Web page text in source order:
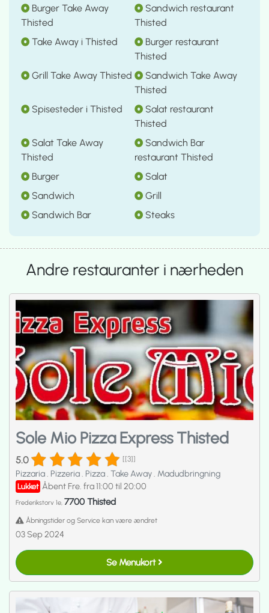
Burger Take Away
Thisted
Sandwich restaurant
Thisted
Take Away i Thisted
Burger restaurant
Thisted
Grill Take Away Thisted
Sandwich Take Away
Thisted
Spisesteder i Thisted
Salat restaurant
Thisted
Salat Take Away
Thisted
Sandwich Bar
restaurant Thisted
Burger
Salat
Sandwich
Grill
Sandwich Bar
Steaks
Andre restauranter i nærheden
Sole Mio Pizza Express Thisted
5.0 [[3]]
Pizzaria. Pizzeria. Pizza. Take Away. Madudbringning
Lukket Åbent Fre. fra 11:00 til 20:00
Frederikstorv 1e, 7700 Thisted
Åbningstider og Service kan være ændret
03 Sep 2024
Se Menukort